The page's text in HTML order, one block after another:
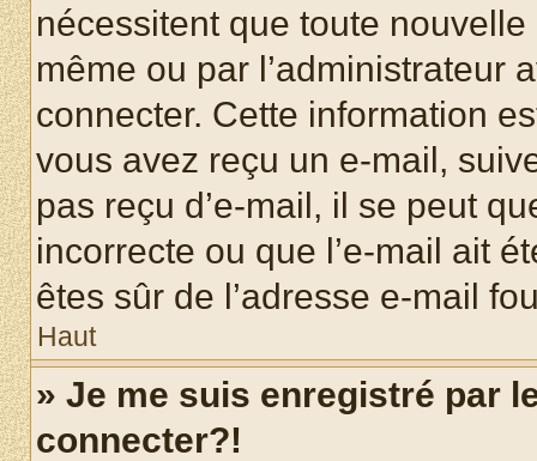
nécessitent que toute
même ou par l’administrateur
connecter. Cette information
vous avez reçu un e-mail,
pas reçu d’e-mail, il se peut
incorrecte ou que l’e-mail ait
êtes sûr de l’adresse e-mail
Haut
» Je me suis enregistré par
connecter?!